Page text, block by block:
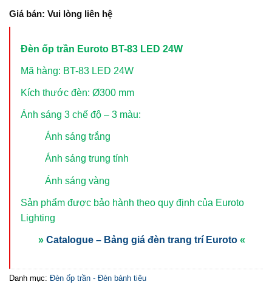
Giá bán: Vui lòng liên hệ
Đèn ốp trần Euroto BT-83 LED 24W
Mã hàng: BT-83 LED 24W
Kích thước đèn: Ø300 mm
Ánh sáng 3 chế độ – 3 màu:
Ánh sáng trắng
Ánh sáng trung tính
Ánh sáng vàng
Sản phẩm được bảo hành theo quy định của Euroto
Lighting
» Catalogue – Bảng giá đèn trang trí Euroto «
Danh mục: Đèn ốp trần - Đèn bánh tiêu